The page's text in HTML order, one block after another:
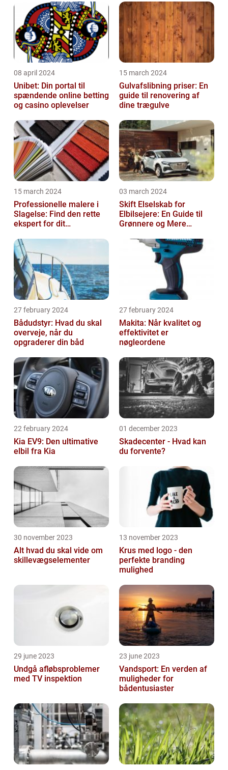
08 april 2024
Unibet: Din portal til
spændende online betting
og casino oplevelser
15 march 2024
Gulvafslibning priser: En
guide til renovering af
dine trægulve
15 march 2024
Professionelle malere i
Slagelse: Find den rette
ekspert for dit
03 march 2024
Skift Elselskab for
Elbilsejere: En Guide til
Grønnere og Mere
27 february 2024
Bådudstyr: Hvad du skal
overveje, når du
opgraderer din båd
27 february 2024
Makita: Når kvalitet og
effektivitet er
nøgleordene
22 february 2024
Kia EV9: Den ultimative
elbil fra Kia
01 december 2023
Skadecenter - Hvad kan
du forvente?
30 november 2023
Alt hvad du skal vide om
skillevægselementer
13 november 2023
Krus med logo - den
perfekte branding
mulighed
29 june 2023
Undgå afløbsproblemer
med TV inspektion
23 june 2023
Vandsport: En verden af
muligheder for
bådentusiaster